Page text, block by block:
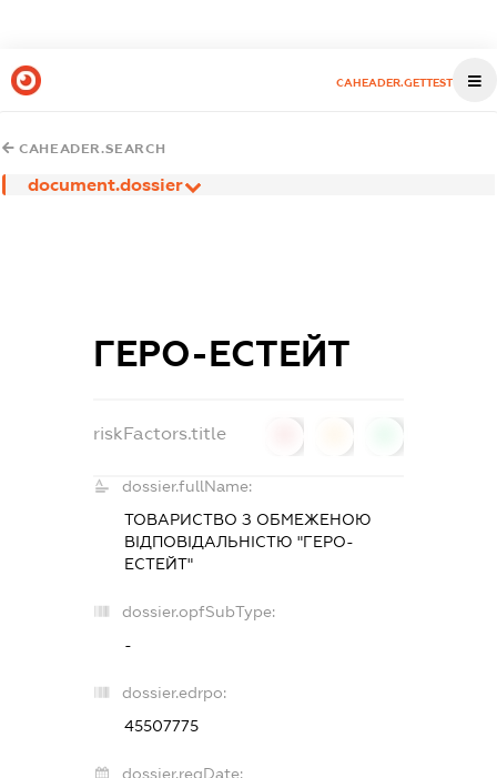
CAHEADER.GETTEST
CAHEADER.SEARCH
document.dossier
ГЕРО-ЕСТЕЙТ
riskFactors.title
dossier.fullName:
ТОВАРИСТВО З ОБМЕЖЕНОЮ
ВІДПОВІДАЛЬНІСТЮ "ГЕРО-
ЕСТЕЙТ"
dossier.opfSubType:
-
dossier.edrpo:
45507775
dossier.regDate: